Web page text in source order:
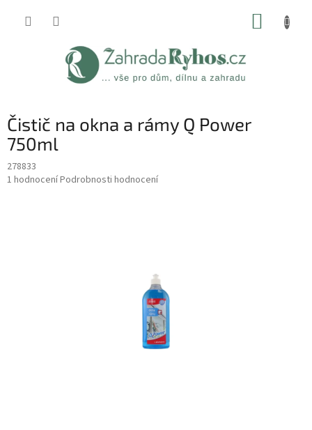
Čistič na okna a rámy Q Power
750ml
278833
Průměrné
1 hodnoceníPodrobnosti hodnocení